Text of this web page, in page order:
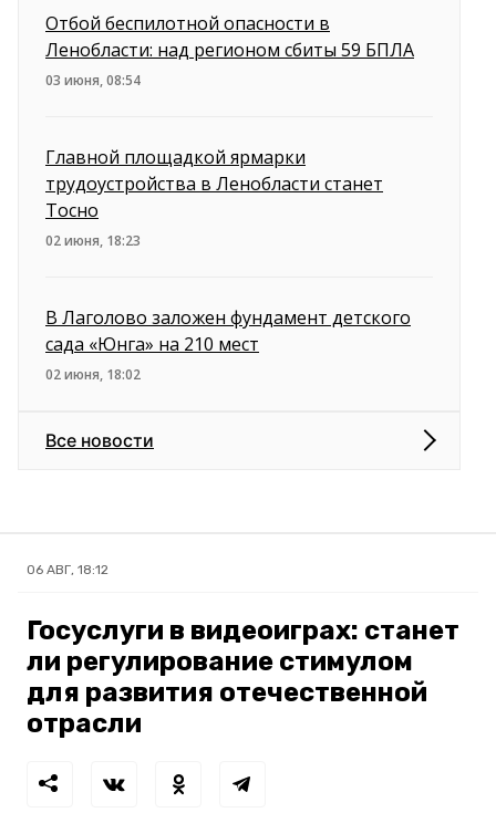
Отбой беспилотной опасности в
Ленобласти: над регионом сбиты 59 БПЛА
03 июня, 08:54
Главной площадкой ярмарки
трудоустройства в Ленобласти станет
Тосно
02 июня, 18:23
В Лаголово заложен фундамент детского
сада «Юнга» на 210 мест
02 июня, 18:02
Все новости
06 АВГ, 18:12
Госуслуги в видеоиграх: станет
ли регулирование стимулом
для развития отечественной
отрасли